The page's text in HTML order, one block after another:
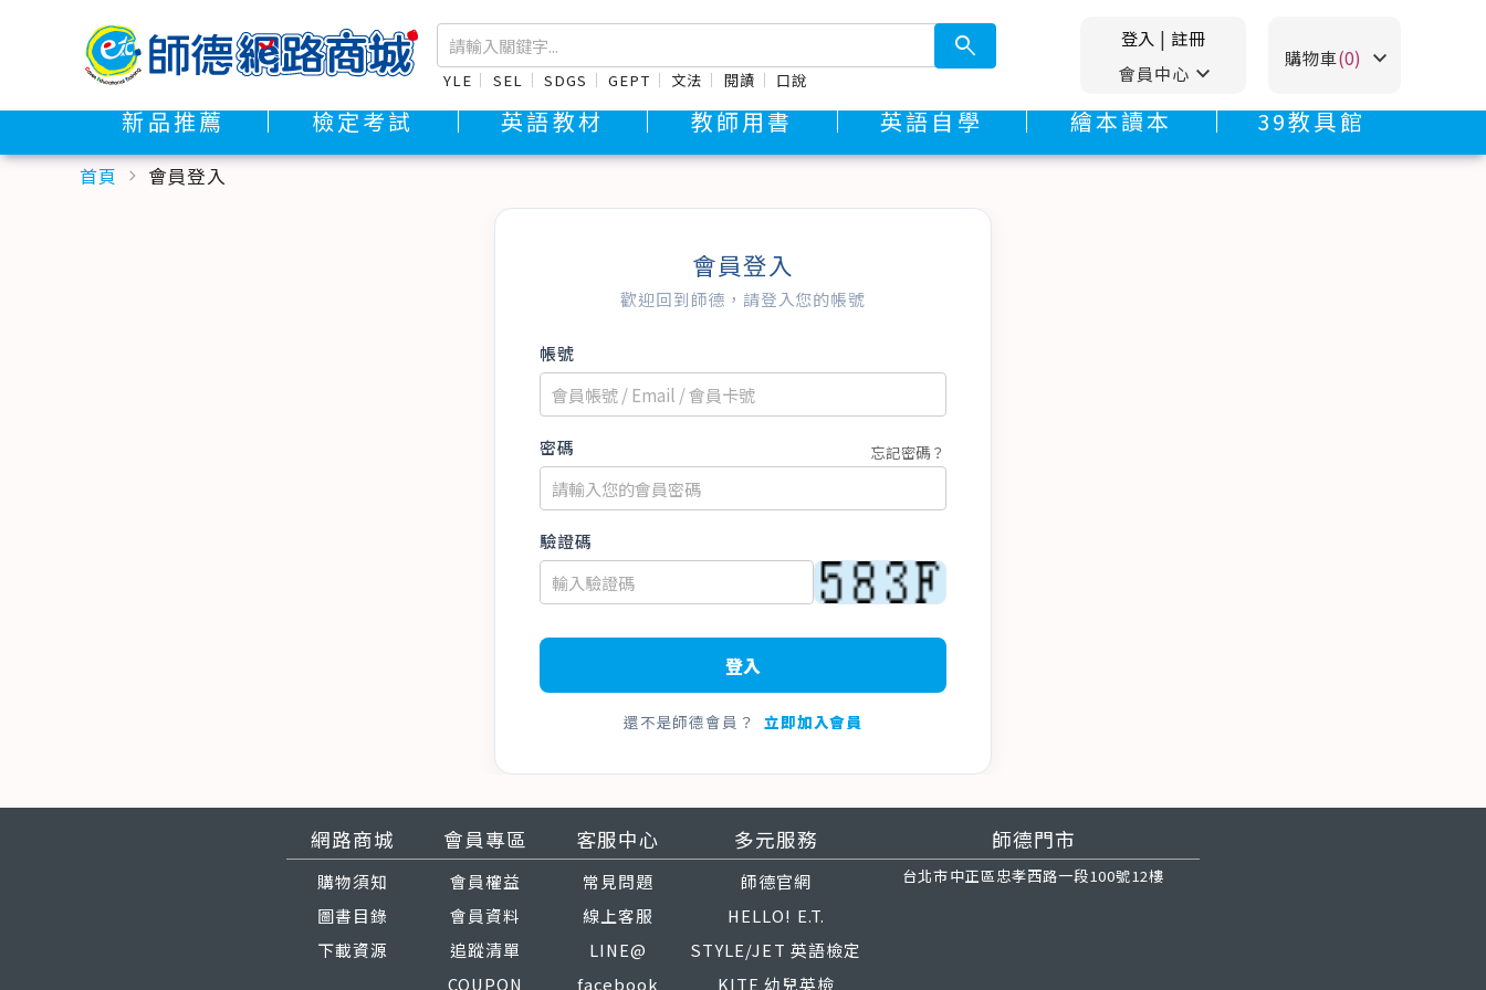
search
YLE SEL SDGS GEPT 文法 閱讀 口說
登入 | 註冊
會員中心 stat_minus_1
購物車(0) stat_minus_1
新品推薦 檢定考試 英語教材 教師用書 英語自學 繪本讀本 39教具館
首頁 chevron_right 會員登入
會員登入
歡迎回到師德，請登入您的帳號
帳號
密碼 忘記密碼？
驗證碼
登入
還不是師德會員？ 立即加入會員
網路商城
購物須知
圖書目錄
下載資源
會員專區
會員權益
會員資料
追蹤清單
COUPON
客服中心
常見問題
線上客服
LINE@
facebook
多元服務
師德官網
HELLO! E.T.
STYLE/JET 英語檢定
KITE 幼兒英檢
師德門市
台北市中正區忠孝西路一段100號12樓